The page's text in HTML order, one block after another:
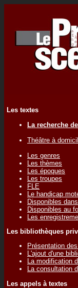
Les textes
La recherche
Théâtre à
Les genres
Les thèmes
Les époques
Les troupes
FLE
Le handicap
Disponibles dans
Disponibles au
Les
Les bibliothèques
Présentation
L'ajout d'une
La modification
La consultation
Les appels à textes